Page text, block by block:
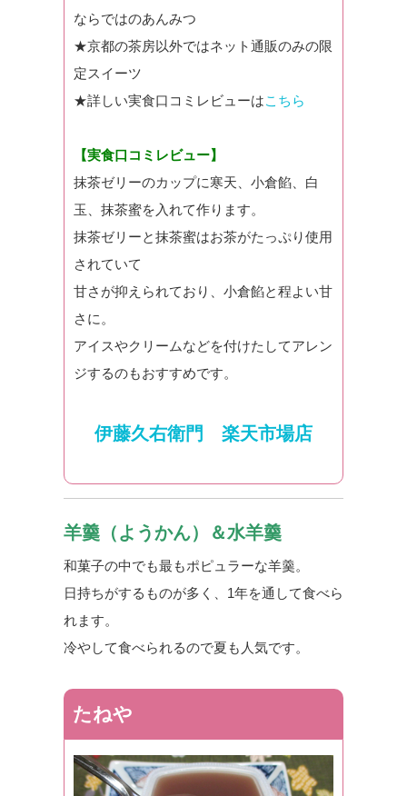
ならではのあんみつ
★京都の茶房以外ではネット通販のみの限
定スイーツ
★詳しい実食口コミレビューはこちら
【実食口コミレビュー】
抹茶ゼリーのカップに寒天、小倉餡、白
玉、抹茶蜜を入れて作ります。
抹茶ゼリーと抹茶蜜はお茶がたっぷり使用
されていて
甘さが抑えられており、小倉餡と程よい甘
さに。
アイスやクリームなどを付けたしてアレン
ジするのもおすすめです。
伊藤久右衛門 楽天市場店
羊羹（ようかん）＆水羊羹
和菓子の中でも最もポピュラーな羊羹。
日持ちがするものが多く、1年を通して食べら
れます。
冷やして食べられるので夏も人気です。
たねや